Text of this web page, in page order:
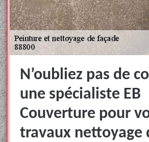
N’oubliez pas de
une spécialiste EB
Couverture pour
travaux nettoyage